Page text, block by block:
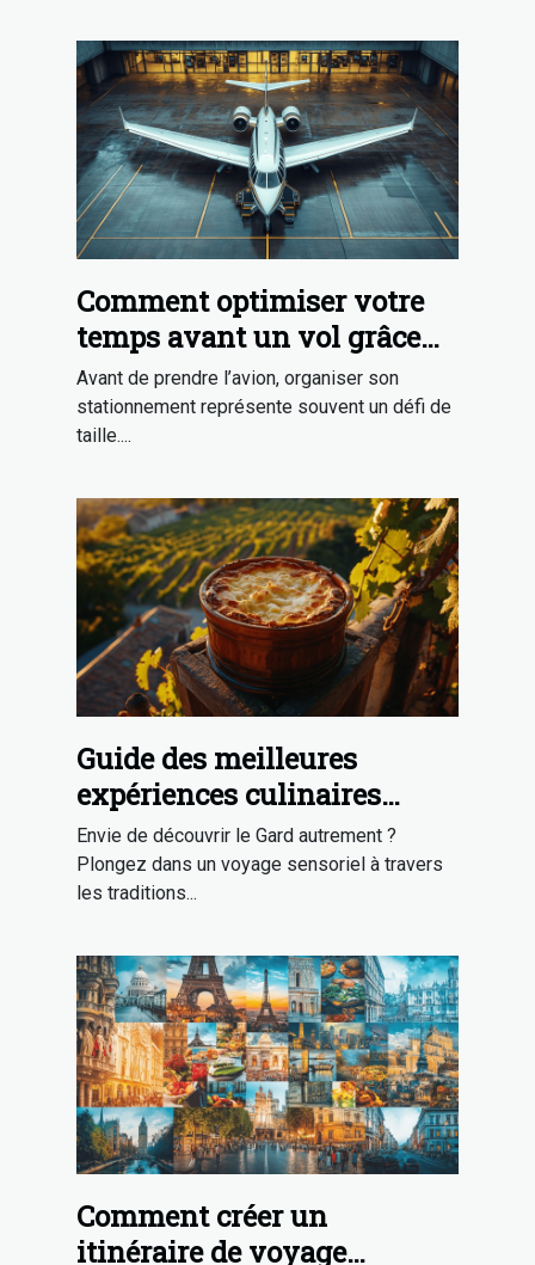
Comment optimiser votre
temps avant un vol grâce
au parking sécurisé ?
Avant de prendre l’avion, organiser son
stationnement représente souvent un défi de
taille....
Guide des meilleures
expériences culinaires
traditionnelles dans le Gard
Envie de découvrir le Gard autrement ?
Plongez dans un voyage sensoriel à travers
les traditions...
Comment créer un
itinéraire de voyage